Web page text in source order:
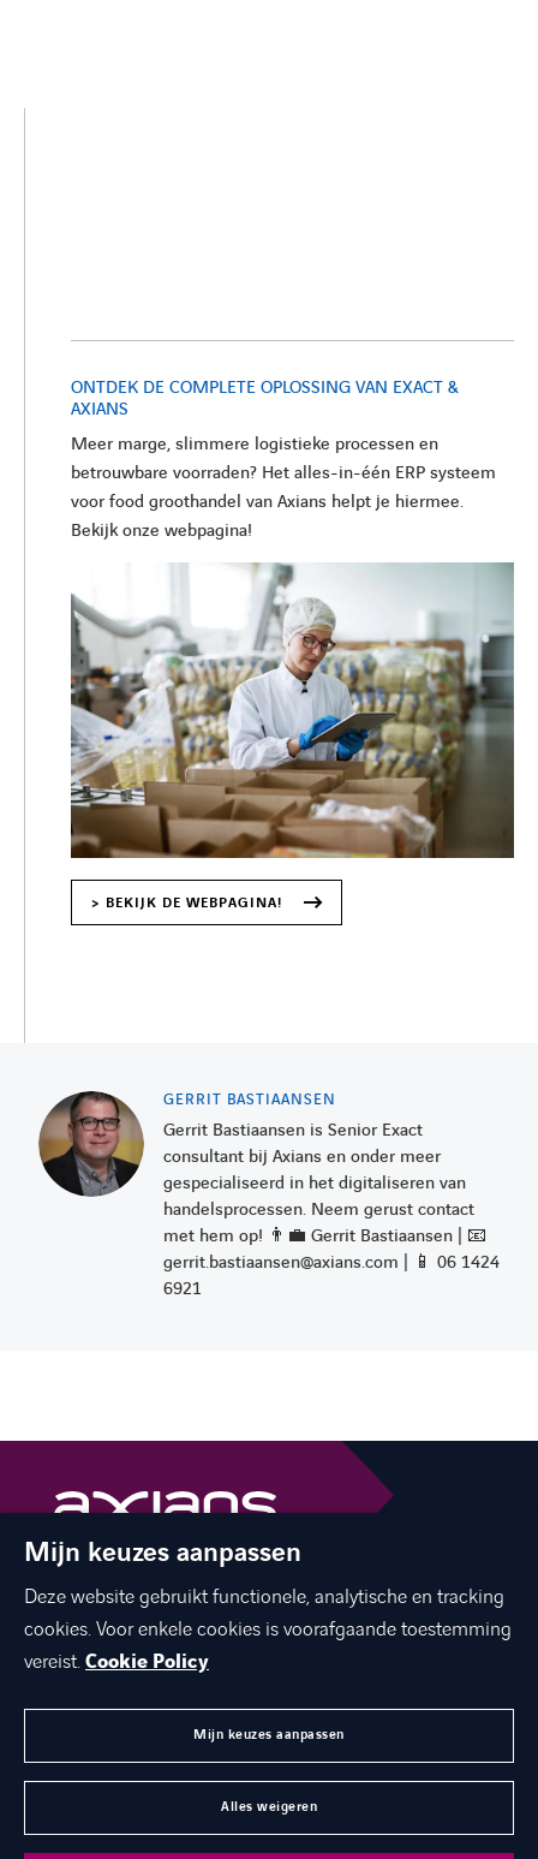
ONTDEK DE COMPLETE OPLOSSING VAN EXACT &
AXIANS
Meer marge, slimmere logistieke processen en
betrouwbare voorraden? Het alles-in-één ERP systeem
voor food groothandel van Axians helpt je hiermee.
Bekijk onze webpagina!
> BEKIJK DE WEBPAGINA!
GERRIT BASTIAANSEN
Gerrit Bastiaansen is Senior Exact
consultant bij Axians en onder meer
gespecialiseerd in het digitaliseren van
handelsprocessen. Neem gerust contact
met hem op! 👨‍💼 Gerrit Bastiaansen | 📧
gerrit.bastiaansen@axians.com | 📱 06 1424
6921
The best of ICT with a human touch
linkedinyoutubefacebook
twitterinstagram
©Axians 2026
Mijn keuzes aanpassen
Deze website gebruikt functionele, analytische en tracking
cookies. Voor enkele cookies is voorafgaande toestemming
vereist.Cookie Policy
Mijn keuzes aanpassen
Alles weigeren